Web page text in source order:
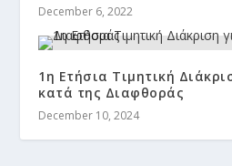
December 6, 2022
1η Ετήσια Τιμητική
κατά της Διαφθοράς
December 10, 2024